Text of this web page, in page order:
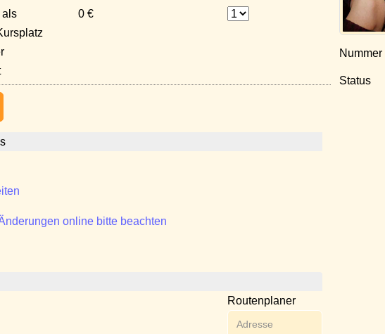
als
0 €
online bitte beachten
Routenplaner
Nummer
Status